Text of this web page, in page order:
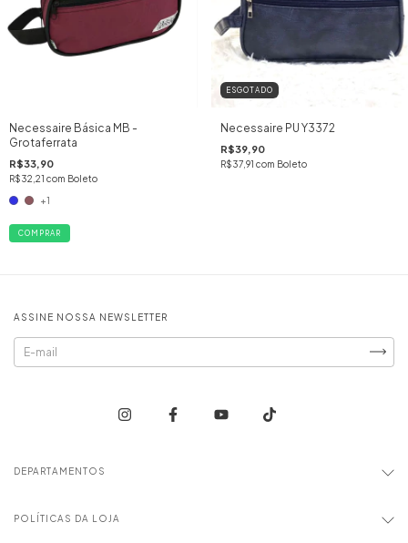
Necessaire Básica MB -
Grotaferrata
R$33,90
R$32,21 com Boleto
+1
COMPRAR
ESGOTADO
Necessaire PU Y3372
R$39,90
R$37,91 com Boleto
ASSINE NOSSA NEWSLETTER
DEPARTAMENTOS
POLÍTICAS DA LOJA